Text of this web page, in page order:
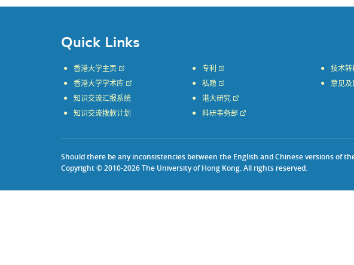
Quick Links
香港大学主页
香港大学学术库
知识交流汇报系统
知识交流拨款计划
专利
私隐
港大研究
科研事务部
技术转
意见及
Should there be any inconsistencies between the English and Chinese versions of
Copyright © 2010-2026 The University of Hong Kong. All rights reserved.